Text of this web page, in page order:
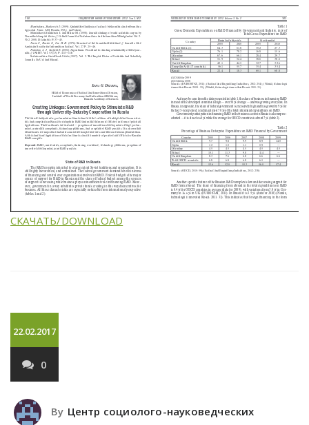
СКАЧАТЬ/DOWNLOAD
22.02.2017
0
By Центр социолого-науковедческих